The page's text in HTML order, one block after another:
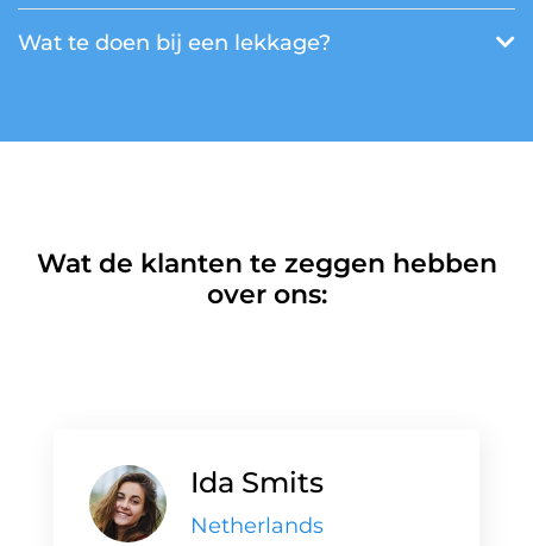
Wat te doen bij een lekkage?
Wat de klanten te zeggen hebben
over ons:
Ida Smits
Netherlands